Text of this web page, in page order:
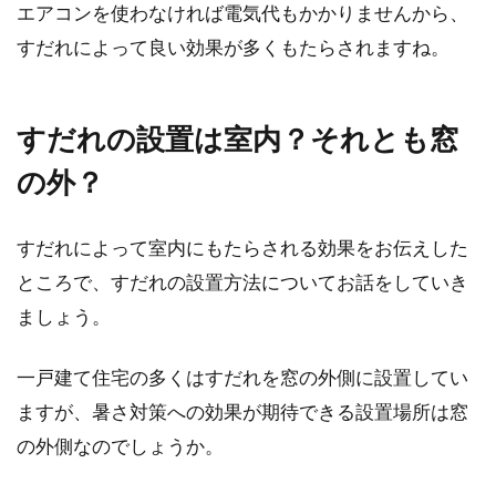
冬は暖房器具を使い、部屋を暖めて過ごすもの
です。しかし、窓から流れてくる冷気により、
エアコンを使わなければ電気代もかかりませんから、
すだれによって良い効果が多くもたらされますね。
すだれの設置は室内？それとも窓
の外？
すだれによって室内にもたらされる効果をお伝えした
ところで、すだれの設置方法についてお話をしていき
ましょう。
一戸建て住宅の多くはすだれを窓の外側に設置してい
ますが、暑さ対策への効果が期待できる設置場所は窓
の外側なのでしょうか。